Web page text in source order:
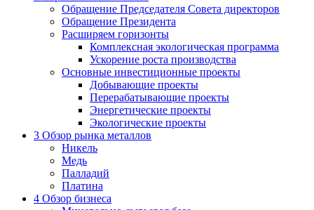
Обращение Председателя Совета директоров
Обращение Президента
Расширяем горизонты
Комплексная экологическая программа
Ускорение роста производства
Основные инвестиционные проекты
Добывающие проекты
Перерабатывающие проекты
Энергетические проекты
Экологические проекты
3 Обзор рынка металлов
Никель
Медь
Палладий
Платина
4 Обзор бизнеса